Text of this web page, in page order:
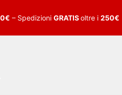
– Spedizioni GRATISoltre i 250€